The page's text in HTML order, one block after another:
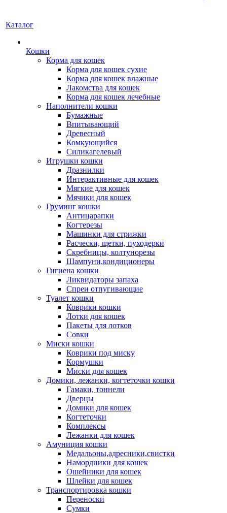
Каталог
Кошки
Корма для кошек
Корма для кошек сухие
Корма для кошек влажные
Лакомства для кошек
Корма для кошек лечебные
Наполнители кошки
Бумажные
Впитывающий
Древесный
Комкующийся
Силикагелевый
Игрушки кошки
Дразнилки
Интерактивные для кошек
Мягкие для кошек
Мячики для кошек
Груминг кошки
Антицарапки
Когтерезы
Машинки для стрижки
Расчески, щетки, пуходерки
Скребницы, колтунорезы
Шампуни,кондиционеры
Гигиена кошки
Ликвидаторы запаха
Спреи отпугивающие
Туалет кошки
Коврики кошки
Лотки для кошек
Пакеты для лотков
Совки
Миски кошки
Коврики под миску
Кормушки
Миски для кошек
Домики, лежанки, когтеточки кошки
Гамаки, тоннели
Дверцы
Домики для кошек
Когтеточки
Комплексы
Лежанки для кошек
Амуниция кошки
Медальоны,адресники,свистки
Намордники для кошек
Ошейники для кошек
Шлейки для кошек
Транспортировка кошки
Переноски
Сумки